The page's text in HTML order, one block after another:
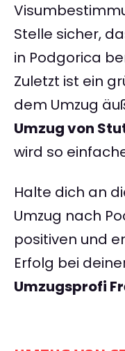
Stelle sicher,
in Podgorica
Zuletzt ist ein
dem Umzug
Umzug von
wird so
Halte dich an
Umzug nach
positiven und
Erfolg bei
Umzugsprofi